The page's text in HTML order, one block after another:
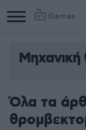
Games
Μηχανική
Όλα τα